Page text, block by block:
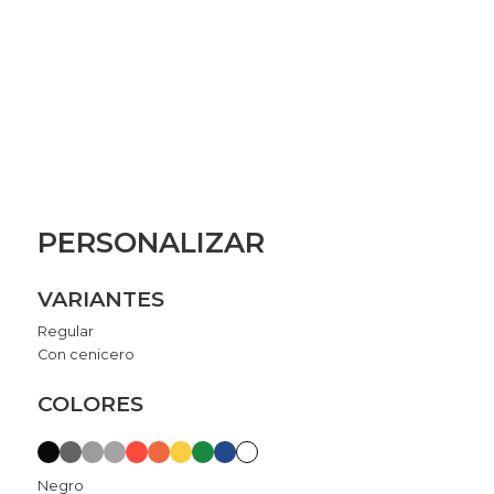
PERSONALIZAR
VARIANTES
Regular
Con cenicero
COLORES
Negro